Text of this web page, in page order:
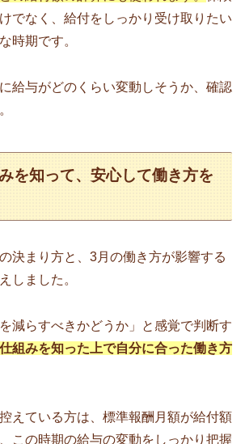
でなく、給付をしっかり受け取りたい
時期です。
給与がどのくらい変動しそうか、確認
を知って、安心して働き方を
決まり方と、3月の働き方が影響する
しました。
減らすべきかどうか」と感覚で判断す
仕組みを知った上で自分に合った働き方
えている方は、標準報酬月額が給付額
この時期の給与の変動をしっかり把握